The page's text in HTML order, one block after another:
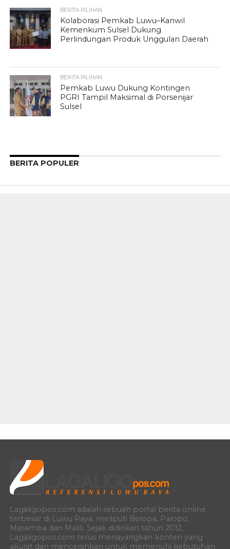
BERITA PILIHAN
Kolaborasi Pemkab Luwu–Kanwil
Kemenkum Sulsel Dukung
Perlindungan Produk Unggulan Daerah
BERITA PILIHAN
Pemkab Luwu Dukung Kontingen
PGRI Tampil Maksimal di Porsenijar
Sulsel
BERITA POPULER
Lagaligopos.com adalah sebuah portal berita online
terbesar di Luwu Raya, meliputi Belopa, Palopo,
Masamba dan Malili. Sejak didirikan tahun 2012,
Lagaligopos.com terus menayangkan konten yang
akurat dan mencerahkan untuk memenuhi kebutuhan